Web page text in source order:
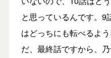
と思っているんです。9
はどっちにも転べるよ
だ、最終話ですから、